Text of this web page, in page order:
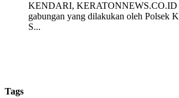
KENDARI, KERATONNEWS.CO.ID
gabungan yang dilakukan oleh Polsek
S...
Tags